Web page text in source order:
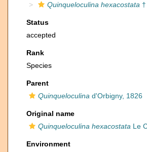
Quinqueloculina hexacostata †
Status
accepted
Rank
Species
Parent
Quinqueloculina d'Orbigny, 1826
Original name
Quinqueloculina hexacostata Le
Environment